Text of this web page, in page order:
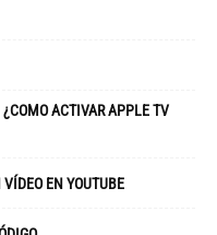
ACTIVAR APPLE TV
EN YOUTUBE